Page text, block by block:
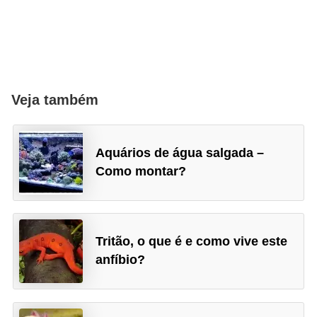
Veja também
Aquários de água salgada –
Como montar?
Tritão, o que é e como vive este
anfíbio?